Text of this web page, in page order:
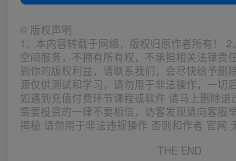
© 版权声明
1、本内容转载于网络，版权归原作者所有！
空间服务，不拥有所有权，不承担相关法律责
到你的版权利益，请联系我们，会尽快给予删
源仅供测试和学习，请勿用于非法操作，一切
如遇到充值付费环节课程或软件 请马上删除退
需要投资的一律不要相信，访客发现请向客服
揭秘 请勿用于非法违规操作 否则和作者 官网
THE END